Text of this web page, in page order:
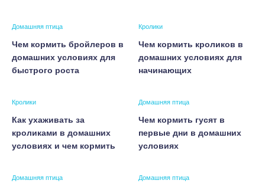
Домашняя птица
Чем кормить бройлеров в
домашних условиях для
быстрого роста
Кролики
Чем кормить кроликов в
домашних условиях для
начинающих
Кролики
Как ухаживать за
кроликами в домашних
условиях и чем кормить
Домашняя птица
Чем кормить гусят в
первые дни в домашних
условиях
Домашняя птица Домашняя птица